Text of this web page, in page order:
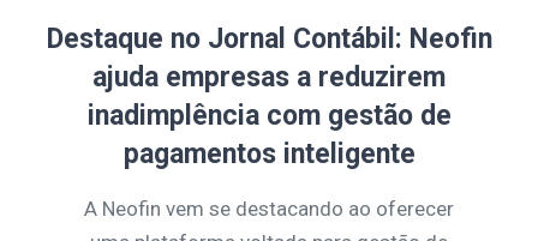
Destaque no Jornal Contábil: Neofin
ajuda empresas a reduzirem
inadimplência com gestão de
pagamentos inteligente
A Neofin vem se destacando ao oferecer